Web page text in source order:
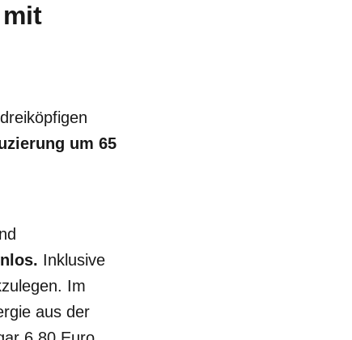
um 65
Inklusive
Im
aus der